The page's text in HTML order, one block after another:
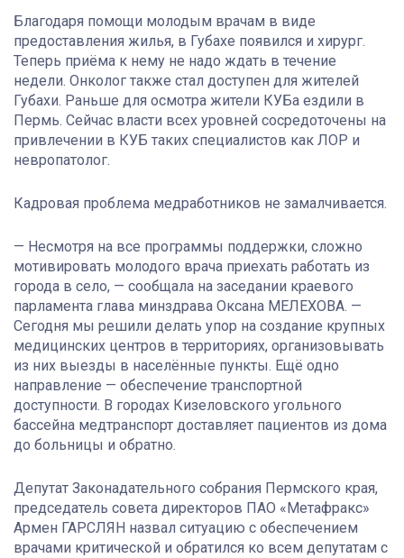
Благодаря помощи молодым врачам в виде
предоставления жилья, в Губахе появился и хирург.
Теперь приёма к нему не надо ждать в течение
недели. Онколог также стал доступен для жителей
Губахи. Раньше для осмотра жители КУБа ездили в
Пермь. Сейчас власти всех уровней сосредоточены на
привлечении в КУБ таких специалистов как ЛОР и
невропатолог.
Кадровая проблема медработников не замалчивается.
— Несмотря на все программы поддержки, сложно
мотивировать молодого врача приехать работать из
города в село, — сообщала на заседании краевого
парламента глава минздрава Оксана МЕЛЕХОВА. —
Сегодня мы решили делать упор на создание крупных
медицинских центров в территориях, организовывать
из них выезды в населённые пункты. Ещё одно
направление — обеспечение транспортной
доступности. В городах Кизеловского угольного
бассейна медтранспорт доставляет пациентов из дома
до больницы и обратно.
Депутат Законадательного собрания Пермского края,
председатель совета директоров ПАО «Метафракс»
Армен ГАРСЛЯН назвал ситуацию с обеспечением
врачами критической и обратился ко всем депутатам с